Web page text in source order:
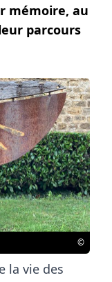
mémoire, au
parcours
©
la vie des